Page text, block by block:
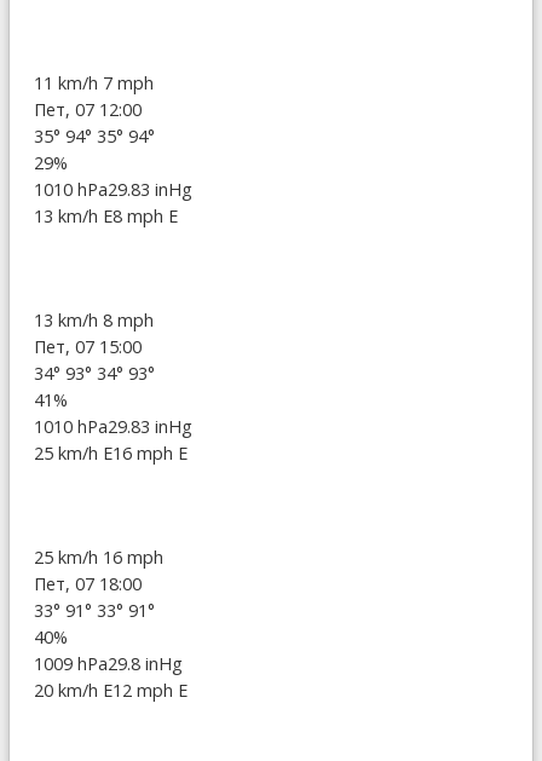
11 km/h 7 mph
Пет, 07 12:00
35° 94° 35° 94°
29%
1010 hPa29.83 inHg
13 km/h E8 mph E
13 km/h 8 mph
Пет, 07 15:00
34° 93° 34° 93°
41%
1010 hPa29.83 inHg
25 km/h E16 mph E
25 km/h 16 mph
Пет, 07 18:00
33° 91° 33° 91°
40%
1009 hPa29.8 inHg
20 km/h E12 mph E